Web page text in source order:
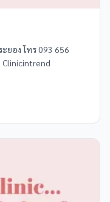
ยอง โทร 093 656
Clinicintrend